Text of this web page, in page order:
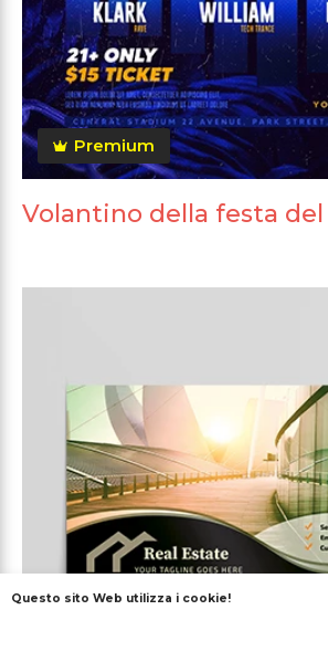
Premium
Volantino della festa del
Questo sito Web utilizza i cookie!